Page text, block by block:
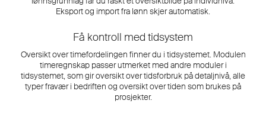
Eksport og import fra lønn skjer automatisk.
Få kontroll med tidsystem
Oversikt over timefordelingen finner du i tidsystemet. Modulen
timeregnskap passer utmerket med andre moduler i
tidsystemet, som gir oversikt over tidsforbruk på detaljnivå, alle
typer fravær i bedriften og oversikt over tiden som brukes på
prosjekter.